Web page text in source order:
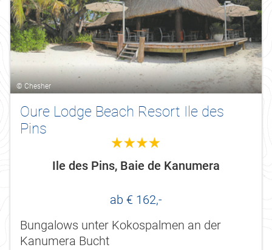
© Chesher
Oure Lodge Beach Resort Ile des
Pins
4.0
Ile des Pins, Baie de Kanumera
ab € 162,-
Bungalows unter Kokospalmen an der
Kanumera Bucht